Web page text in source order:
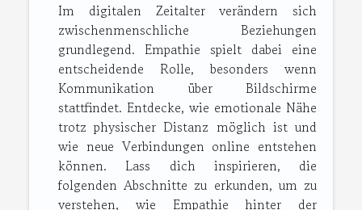
Im digitalen Zeitalter verändern sich
zwischenmenschliche Beziehungen
grundlegend. Empathie spielt dabei eine
entscheidende Rolle, besonders wenn
Kommunikation über Bildschirme
stattfindet. Entdecke, wie emotionale Nähe
trotz physischer Distanz möglich ist und
wie neue Verbindungen online entstehen
können. Lass dich inspirieren, die
folgenden Abschnitte zu erkunden, um zu
verstehen, wie Empathie hinter der